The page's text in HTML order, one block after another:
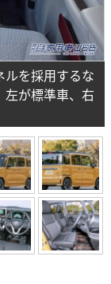
ルを採用するな
左が標準車、右